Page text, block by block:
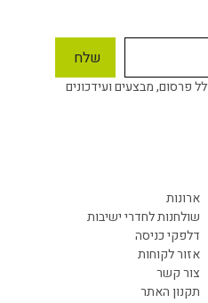
פרסום, מבצעים ועידכונים
ארונות
שולחנות לחדרי ישיבות
דלפקי כניסה
אזור לקוחות
צור קשר
תקנון האתר